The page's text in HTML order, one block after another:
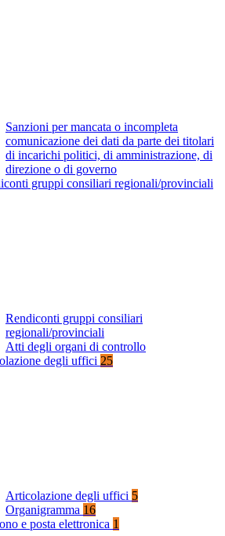
Sanzioni per mancata o incompleta
comunicazione dei dati da parte dei titolari
di incarichi politici, di amministrazione, di
direzione o di governo
gruppi consiliari regionali/provinciali
Rendiconti gruppi consiliari
regionali/provinciali
Atti degli organi di controllo
degli uffici 25
Articolazione degli uffici 5
Organigramma 16
e posta elettronica 1